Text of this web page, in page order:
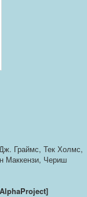
Граймс, Тек Холмс,
Маккензи, Чериш